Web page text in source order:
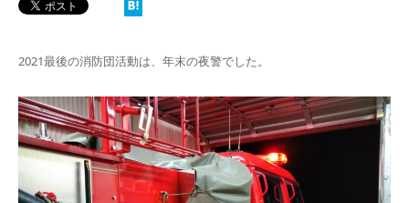
2021最後の消防団活動は、年末の夜警でした。